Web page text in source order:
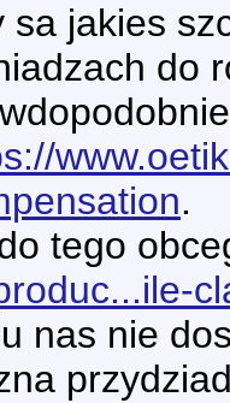
sa jakies
do
.
tego
nas nie